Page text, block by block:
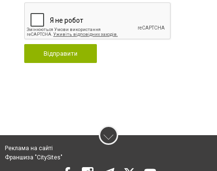
Відправити
Реклама на сайті
Франшиза "CitySites"